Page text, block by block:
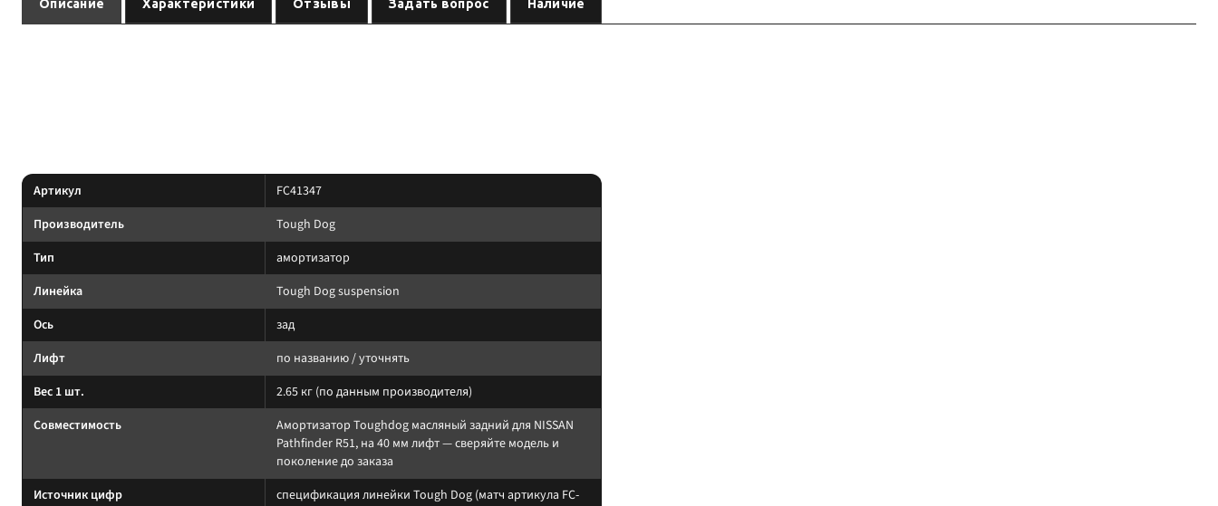
Описание Характеристики Отзывы Задать вопрос Наличие
Артикул
FC41347
Производитель
Tough Dog
Тип
амортизатор
Линейка
Tough Dog suspension
Ось
зад
Лифт
по названию / уточнять
Вес 1 шт.
2.65 кг (по данным производителя)
Совместимость
Амортизатор Toughdog масляный задний для NISSAN
Pathfinder R51, на 40 мм лифт — сверяйте модель и
поколение до заказа
Источник цифр
спецификация линейки Tough Dog (матч артикула FC-